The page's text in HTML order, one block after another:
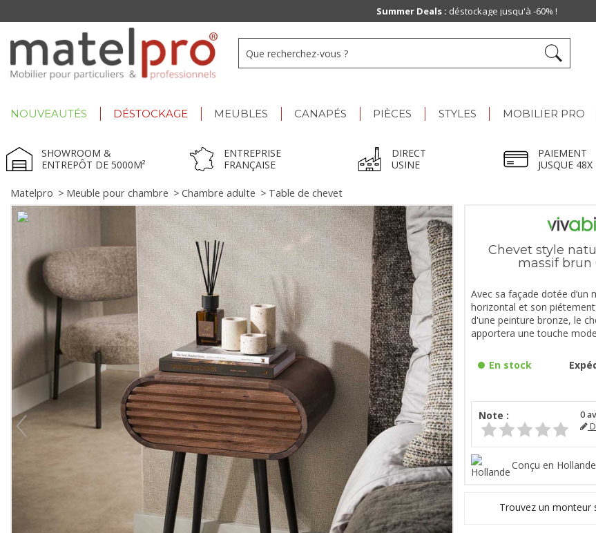
NOUVEAUTÉS DÉSTOCKAGE MEUBLES CANAPÉS PIÈCES STYLES MOBILIER PRO
SHOWROOM &
ENTREPÔT DE 5000M²
ENTREPRISE
FRANÇAISE
DIRECT
USINE
PAIEMENT
JUSQUE 48X
Matelpro > Meuble pour chambre > Chambre adulte > Table de chevet
Chevet style
massif brun
Avec sa façade dotée d’un
horizontal et son
d'une peinture bronze, le
apportera une touche
En stock
Note : 0
Conçu en Hollande
Trouvez un monteur
Summer Deals : déstockage jusqu'à -60% !